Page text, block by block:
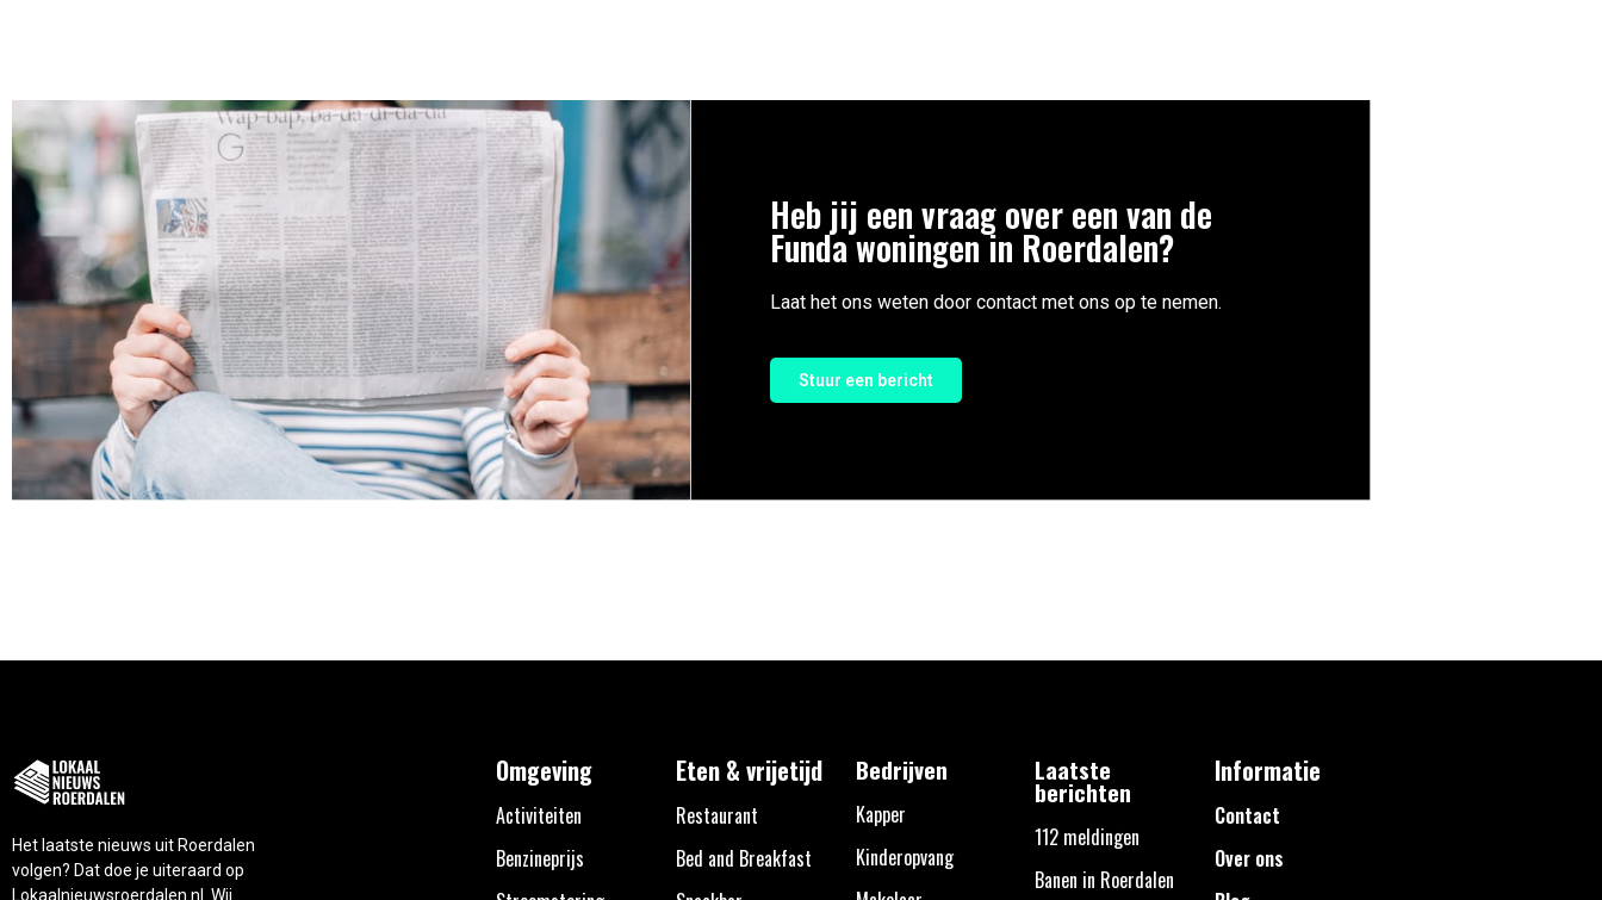
Heb jij een vraag over een van de
Funda woningen in Roerdalen?
Laat het ons weten door contact met ons op te nemen.
Stuur een bericht
Het laatste nieuws uit Roerdalen
volgen? Dat doe je uiteraard op
Lokaalnieuwsroerdalen.nl. Wij
Omgeving
Activiteiten
Benzineprijs
Eten & vrijetijd
Restaurant
Bed and Breakfast
Bedrijven
Kapper
Kinderopvang
Laatste
berichten
112 meldingen
Banen in Roerdalen
Informatie
Contact
Over ons